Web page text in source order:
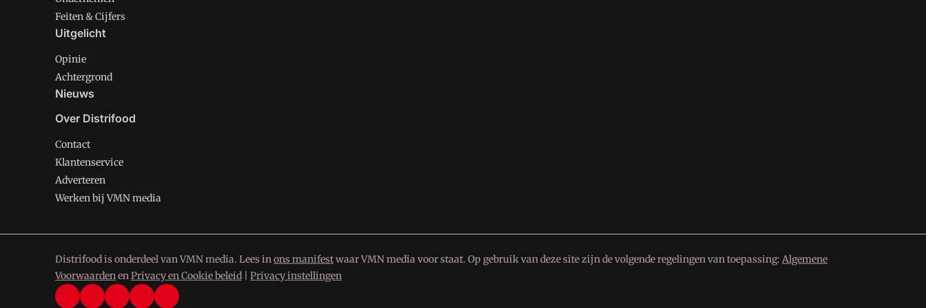
Feiten & Cijfers
Uitgelicht
Opinie
Achtergrond
Nieuws
Over Distrifood
Contact
Klantenservice
Adverteren
Werken bij VMN media
Distrifood is onderdeel van VMN media. Lees inons manifestwaar VMN media voor staat. Op gebruik van deze site zijn de volgende regelingen van toepassing: Algemene
VoorwaardenenPrivacy en Cookie beleid Privacy instellingen